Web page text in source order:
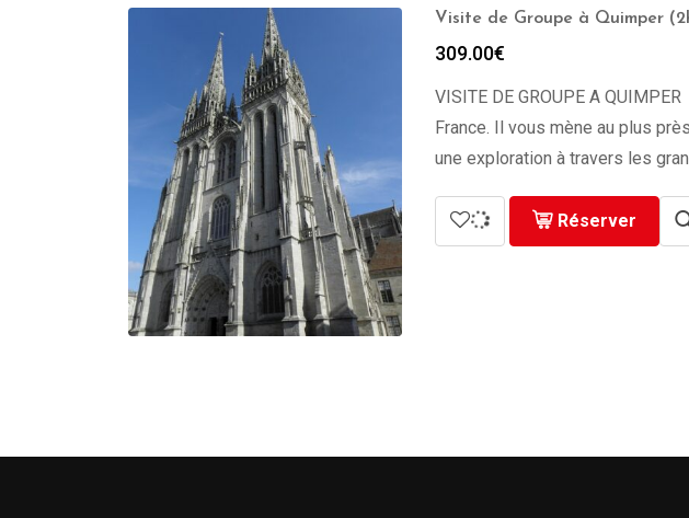
Visite de Groupe à Quimper
309.00€
VISITE DE GROUPE A
France. Il vous mène au plus
une exploration à travers les
Réserver